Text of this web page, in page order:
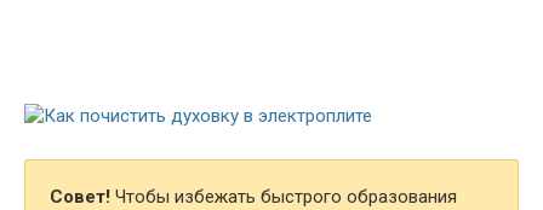
Совет! Чтобы избежать быстрого образования